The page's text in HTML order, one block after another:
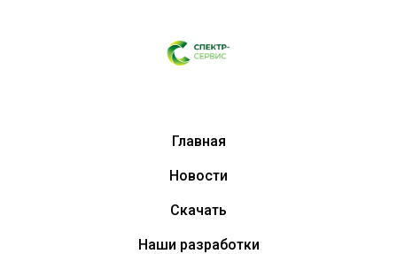
Главная
Новости
Скачать
Наши разработки